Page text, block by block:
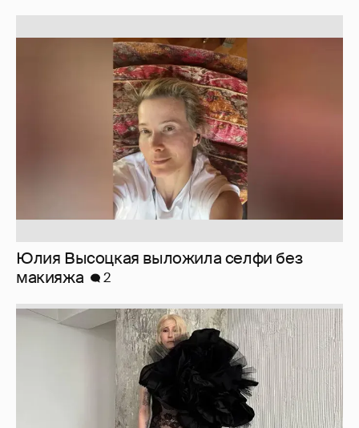
Юлия Высоцкая выложила селфи без
макияжа
2